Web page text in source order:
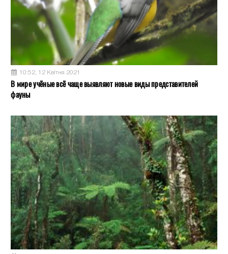
10:52, 12 Квітня 2021
В мире учёные всё чаще выявляют новые виды представителей
фауны